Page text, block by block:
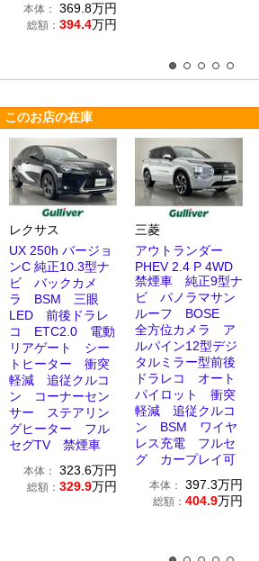
本体： 369.8万円
総額： 394.4万円
このお店の在庫
レクサス
UX 250h バージョ
ンC 純正10.3型ナ
ビ バックカメ
ラ BSM 三眼
LED 前後ドラレ
コ ETC2.0 電動
リアゲート シー
トヒーター 衝突
軽減 追従クルコ
ン コーナーセン
サー ステアリン
グヒーター フル
セグTV 禁煙車
本体： 323.6万円
総額： 329.9万円
三菱
アウトランダー
PHEV 2.4 P 4WD
禁煙車 純正9型ナ
ビ パノラマサン
ルーフ BOSE
全方位カメラ ア
ルパイン12型デジ
タルミラー型前後
ドラレコ オート
パイロット 衝突
軽減 追従クルコ
ン BSM ワイヤ
レス充電 フルセ
グ カープレイ可
本体： 397.3万円
総額： 404.9万円